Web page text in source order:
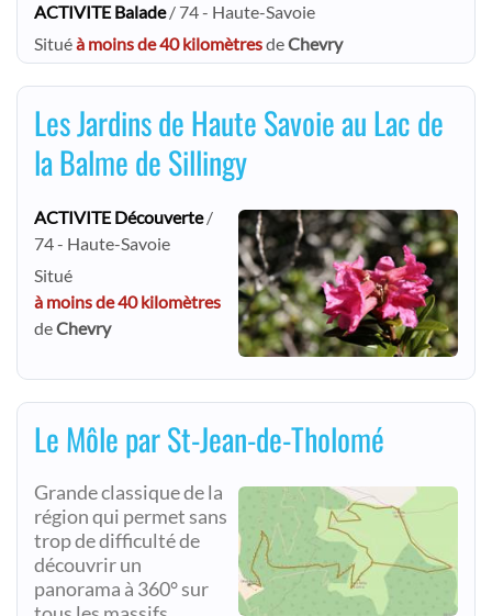
ACTIVITE Balade/ 74 - Haute-Savoie
Situéà moins de 40 kilomètresdeChevry
Les Jardins de Haute Savoie au Lac de
la Balme de Sillingy
ACTIVITE Découverte/
74 - Haute-Savoie
Situé
à moins de 40 kilomètres
deChevry
Le Môle par St-Jean-de-Tholomé
Grande classique de la
région qui permet sans
trop de difficulté de
découvrir un
panorama à 360° sur